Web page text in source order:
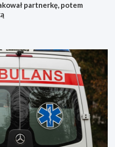
partnerkę, potem